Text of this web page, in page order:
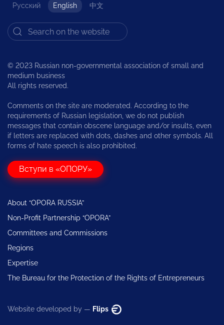
Русский English 中文
© 2023 Russian non-governmental association of small and
medium business
All rights reserved.
Comments on the site are moderated. According to the
requirements of Russian legislation, we do not publish
messages that contain obscene language and/or insults, even
if letters are replaced with dots, dashes and other symbols. All
forms of hate speech is also prohibited.
Вступи в «ОПОРУ»
About “OPORA RUSSIA”
Non-Profit Partnership “OPORA”
Committees and Commissions
Regions
Expertise
The Bureau for the Protection of the Rights of Entrepreneurs
Website developed by — Flips